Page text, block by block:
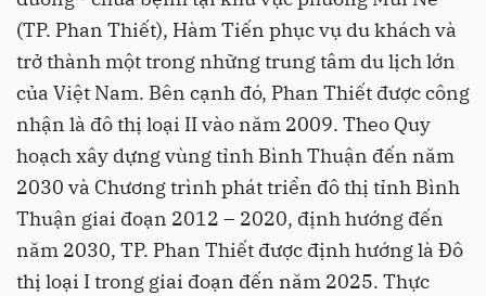
(TP. Phan Thiết), Hàm Tiến phục vụ du khách và
trở thành một trong những trung tâm du lịch lớn
của Việt Nam. Bên cạnh đó, Phan Thiết được công
nhận là đô thị loại II vào năm 2009. Theo Quy
hoạch xây dựng vùng tỉnh Bình Thuận đến năm
2030 và Chương trình phát triển đô thị tỉnh Bình
Thuận giai đoạn 2012 – 2020, định hướng đến
năm 2030, TP. Phan Thiết được định hướng là Đô
thị loại I trong giai đoạn đến năm 2025. Thực